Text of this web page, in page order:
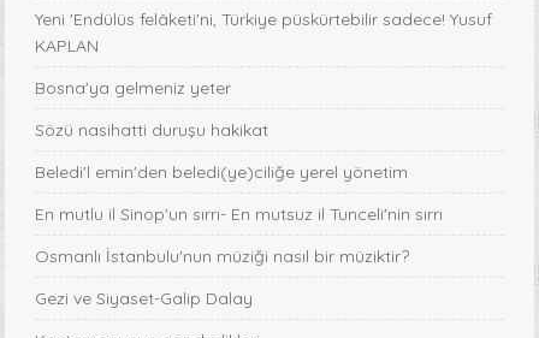
Yeni 'Endülüs felâketi'ni, Türkiye püskürtebilir sadece! Yusuf
KAPLAN
Bosna'ya gelmeniz yeter
Sözü nasihatti duruşu hakikat
Beledi'l emin'den beledi(ye)ciliğe yerel yönetim
En mutlu il Sinop'un sırrı- En mutsuz il Tunceli'nin sırrı
Osmanlı İstanbulu'nun müziği nasıl bir müziktir?
Gezi ve Siyaset-Galip Dalay